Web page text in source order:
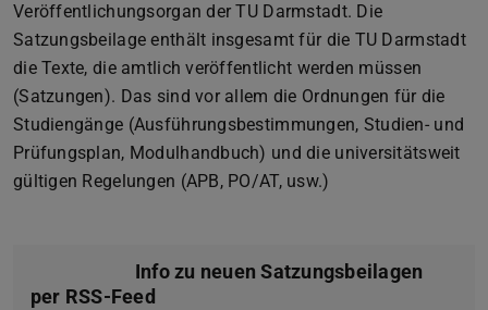
Veröffentlichungsorgan der TU Darmstadt. Die
Satzungsbeilage enthält insgesamt für die TU Darmstadt
die Texte, die amtlich veröffentlicht werden müssen
(Satzungen). Das sind vor allem die Ordnungen für die
Studiengänge (Ausführungsbestimmungen, Studien- und
Prüfungsplan, Modulhandbuch) und die universitätsweit
gültigen Regelungen (APB, PO/AT, usw.)
Info zu neuen Satzungsbeilagen
per RSS-Feed